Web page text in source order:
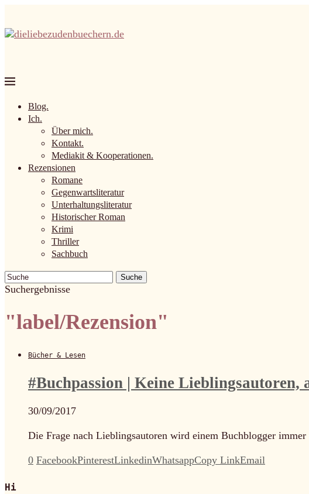
Blog.
Ich.
Über mich.
Kontakt.
Mediakit & Kooperationen.
Rezensionen
Romane
Gegenwartsliteratur
Unterhaltungsliteratur
Historischer Roman
Krimi
Thriller
Sachbuch
Suche
Suchergebnisse
"label/Rezension"
Bücher & Lesen
#Buchpassion | Keine Lieblingsautoren,
30/09/2017
Die Frage nach Lieblingsautoren wird einem Buchblogger
0 FacebookPinterestLinkedinWhatsappCopy LinkEmail
Hi